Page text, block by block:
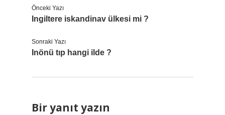
Önceki Yazı
Ingiltere iskandinav ülkesi mi ?
Sonraki Yazı
Inönü tıp hangi ilde ?
Bir yanıt yazın